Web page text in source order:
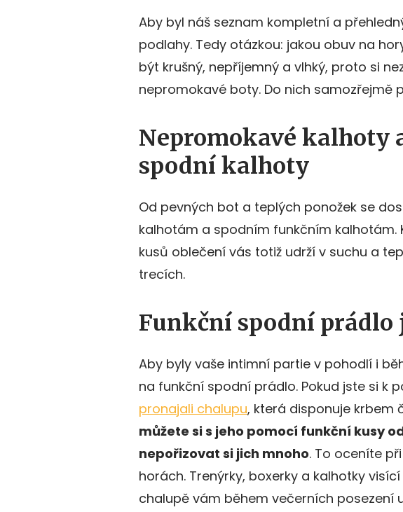
Aby byl náš seznam kompletní a
podlahy. Tedy otázkou: jakou obuv na
být krušný, nepříjemný a vlhký, proto si
nepromokavé boty. Do nich samozřejmě
Nepromokavé kalhoty
spodní kalhoty
Od pevných bot a teplých ponožek se
kalhotám a spodním funkčním kalhotám.
kusů oblečení vás totiž udrží v suchu a
trecích.
Funkční spodní prádlo
Aby byly vaše intimní partie v pohodlí i
na funkční spodní prádlo. Pokud jste si k
pronajali chalupu, která disponuje krbem
můžete si s jeho pomocí funkční kusy
nepořizovat si jich mnoho. To oceníte
horách. Trenýrky, boxerky a kalhotky
chalupě vám během večerních posezení